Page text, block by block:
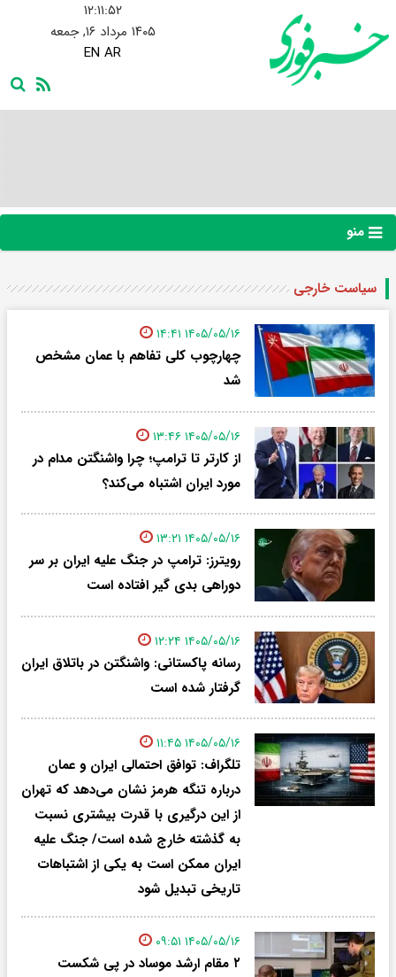
۱۲:۱۱:۵۲
۱۴۰۵ مرداد ۱۶, جمعه
EN AR
منو
سیاست خارجی
۱۴۰۵/۰۵/۱۶ ۱۴:۴۱
چهارچوب کلی تفاهم با عمان مشخص
شد
۱۴۰۵/۰۵/۱۶ ۱۳:۴۶
از کارتر تا ترامپ؛ چرا واشنگتن مدام در
مورد ایران اشتباه می‌کند؟
۱۴۰۵/۰۵/۱۶ ۱۳:۲۱
رویترز: ترامپ در جنگ علیه ایران بر سر
دوراهی بدی گیر افتاده است
۱۴۰۵/۰۵/۱۶ ۱۲:۲۴
رسانه پاکستانی: واشنگتن در باتلاق ایران
گرفتار شده است
۱۴۰۵/۰۵/۱۶ ۱۱:۴۵
تلگراف: توافق احتمالی ایران و عمان
درباره تنگه هرمز نشان می‌دهد که تهران
از این درگیری با قدرت بیشتری نسبت
به گذشته خارج شده است/ جنگ علیه
ایران ممکن است به یکی از اشتباهات
تاریخی تبدیل شود
۱۴۰۵/۰۵/۱۶ ۰۹:۵۱
۲ مقام‌ ارشد موساد در پی شکست